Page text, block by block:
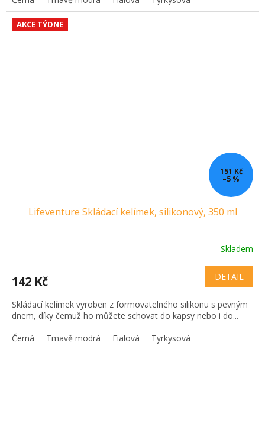
AKCE TÝDNE
151 Kč
–5 %
Lifeventure Skládací kelímek, silikonový, 350 ml
Skladem
142 Kč DETAIL
Skládací kelímek vyroben z formovatelného silikonu s pevným
dnem, díky čemuž ho můžete schovat do kapsy nebo i do...
Černá
Tmavě modrá Fialová Tyrkysová